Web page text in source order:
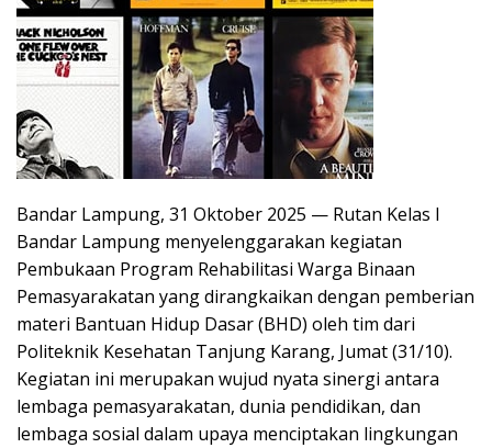
Bandar Lampung, 31 Oktober 2025 — Rutan Kelas I
Bandar Lampung menyelenggarakan kegiatan
Pembukaan Program Rehabilitasi Warga Binaan
Pemasyarakatan yang dirangkaikan dengan pemberian
materi Bantuan Hidup Dasar (BHD) oleh tim dari
Politeknik Kesehatan Tanjung Karang, Jumat (31/10).
Kegiatan ini merupakan wujud nyata sinergi antara
lembaga pemasyarakatan, dunia pendidikan, dan
lembaga sosial dalam upaya menciptakan lingkungan